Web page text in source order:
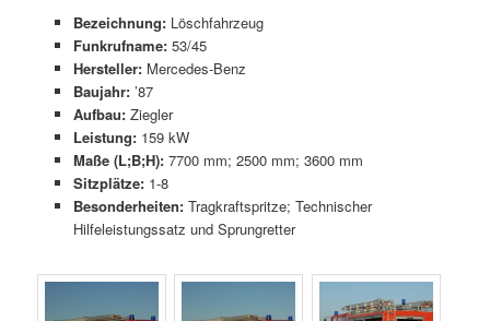
Bezeichnung:Löschfahrzeug
Funkrufname:53/45
Hersteller:Mercedes-Benz
Baujahr:’87
Aufbau:Ziegler
Leistung:159 kW
Maße (L;B;H):7700 mm; 2500 mm; 3600 mm
Sitzplätze:1-8
Besonderheiten:Tragkraftspritze; Technischer
Hilfeleistungssatz und Sprungretter